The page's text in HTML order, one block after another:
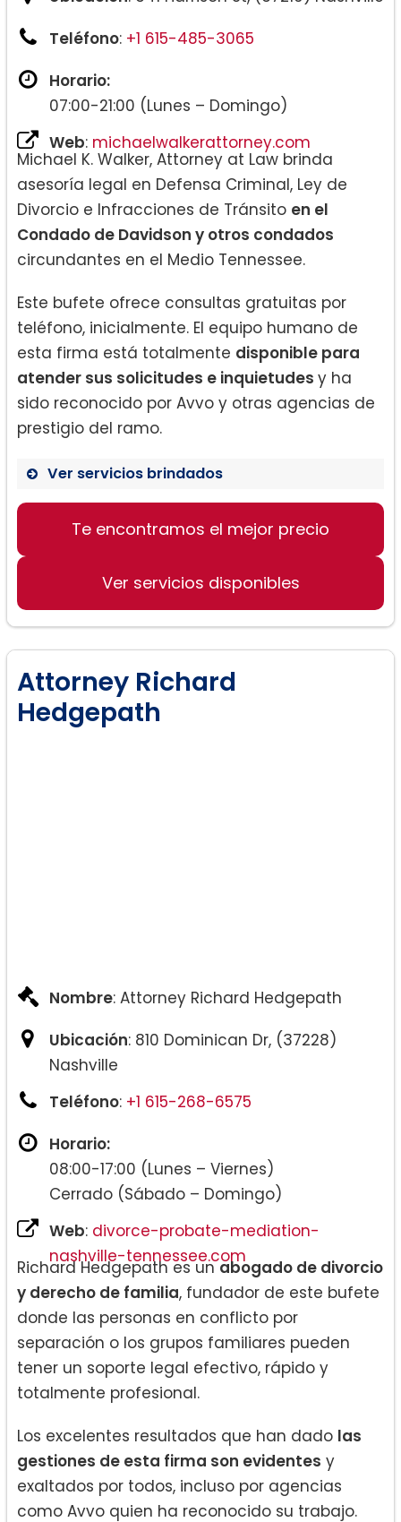
Teléfono: +1 615-485-3065
Horario:
07:00-21:00 (Lunes – Domingo)
Web: michaelwalkerattorney.com
Michael K. Walker, Attorney at Law brinda
asesoría legal en Defensa Criminal, Ley de
Divorcio e Infracciones de Tránsito en el
Condado de Davidson y otros condados
circundantes en el Medio Tennessee.
Este bufete ofrece consultas gratuitas por
teléfono, inicialmente. El equipo humano de
esta firma está totalmente disponible para
atender sus solicitudes e inquietudes y ha
sido reconocido por Avvo y otras agencias de
prestigio del ramo.
Ver servicios brindados
Divorcio.
Derecho penal.
Te encontramos el mejor precio
Ver servicios disponibles
Attorney Richard
Hedgepath
Nombre: Attorney Richard Hedgepath
Ubicación: 810 Dominican Dr, (37228)
Nashville
Teléfono: +1 615-268-6575
Horario:
08:00-17:00 (Lunes – Viernes)
Cerrado (Sábado – Domingo)
Web: divorce-probate-mediation-
nashville-tennessee.com
Richard Hedgepath es unabogado de divorcio
y derecho de familia, fundador de este bufete
donde las personas en conflicto por
separación o los grupos familiares pueden
tener un soporte legal efectivo, rápido y
totalmente profesional.
Los excelentes resultados que han dado las
gestiones de esta firma son evidentes y
exaltados por todos, incluso por agencias
como Avvo quien ha reconocido su trabajo.